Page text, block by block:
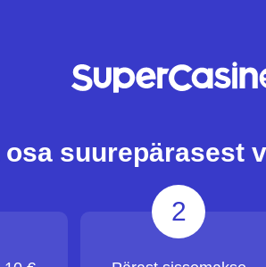
osa suurepärasest
2